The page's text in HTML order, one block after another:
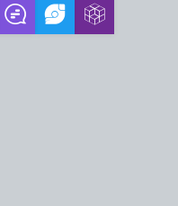
دستاورد مقاومت و
ایجاد ایران قوی و عدم